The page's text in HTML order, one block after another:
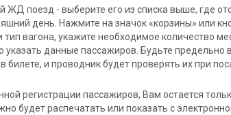
поезд - выберите его из списка выше, где
день. Нажмите на значок «корзины» или
вагона, укажите необходимое количество
данные пассажиров. Будьте предельно
и проводник будет проверять их при
регистрации пассажиров, Вам остается
будет распечатать или показать с